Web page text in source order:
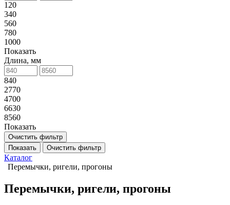
120
340
560
780
1000
Показать
Длина, мм
840
2770
4700
6630
8560
Показать
Очистить фильтр
Показать
Очистить фильтр
Каталог
Перемычки, ригели, прогоны
Перемычки, ригели, прогоны